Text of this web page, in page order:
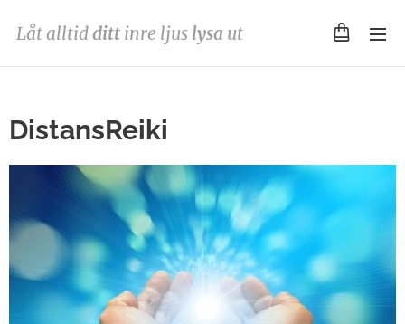
Låt alltidditt inre ljus lysa ut
DistansReiki